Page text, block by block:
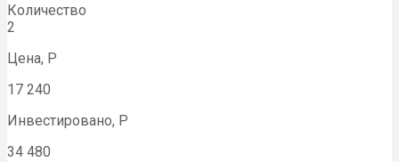
Количество
2
Цена, Р
17 240
Инвестировано, Р
34 480